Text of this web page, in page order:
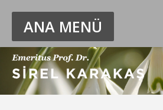
ANA MENÜ